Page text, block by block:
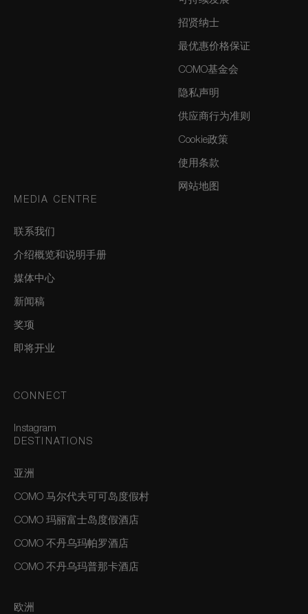
招贤纳士
最优惠价格保证
COMO基金会
隐私声明
供应商行为准则
Cookie政策
使用条款
网站地图
MEDIA CENTRE
联系我们
介绍概览和说明手册
媒体中心
新闻稿
奖项
即将开业
CONNECT
Instagram
DESTINATIONS
亚洲
COMO 马尔代夫可可岛度假村
COMO 玛丽富士岛度假酒店
COMO 不丹乌玛帕罗酒店
COMO 不丹乌玛普那卡酒店
欧洲